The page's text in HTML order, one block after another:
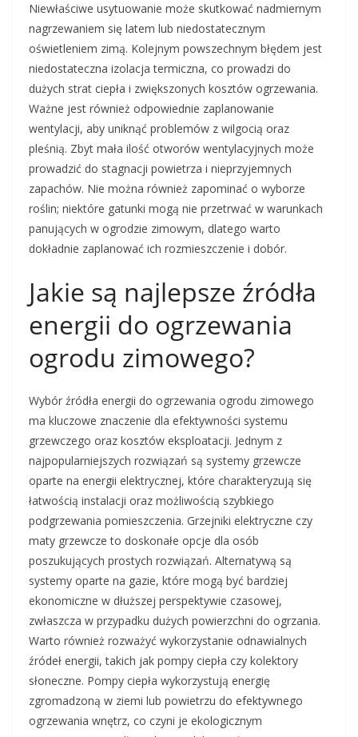
Niewłaściwe usytuowanie może skutkować nadmiernym
nagrzewaniem się latem lub niedostatecznym
oświetleniem zimą. Kolejnym powszechnym błędem jest
niedostateczna izolacja termiczna, co prowadzi do
dużych strat ciepła i zwiększonych kosztów ogrzewania.
Ważne jest również odpowiednie zaplanowanie
wentylacji, aby uniknąć problemów z wilgocią oraz
pleśnią. Zbyt mała ilość otworów wentylacyjnych może
prowadzić do stagnacji powietrza i nieprzyjemnych
zapachów. Nie można również zapominać o wyborze
roślin; niektóre gatunki mogą nie przetrwać w warunkach
panujących w ogrodzie zimowym, dlatego warto
dokładnie zaplanować ich rozmieszczenie i dobór.
Jakie są najlepsze źródła
energii do ogrzewania
ogrodu zimowego?
Wybór źródła energii do ogrzewania ogrodu zimowego
ma kluczowe znaczenie dla efektywności systemu
grzewczego oraz kosztów eksploatacji. Jednym z
najpopularniejszych rozwiązań są systemy grzewcze
oparte na energii elektrycznej, które charakteryzują się
łatwością instalacji oraz możliwością szybkiego
podgrzewania pomieszczenia. Grzejniki elektryczne czy
maty grzewcze to doskonałe opcje dla osób
poszukujących prostych rozwiązań. Alternatywą są
systemy oparte na gazie, które mogą być bardziej
ekonomiczne w dłuższej perspektywie czasowej,
zwłaszcza w przypadku dużych powierzchni do ogrzania.
Warto również rozważyć wykorzystanie odnawialnych
źródeł energii, takich jak pompy ciepła czy kolektory
słoneczne. Pompy ciepła wykorzystują energię
zgromadzoną w ziemi lub powietrzu do efektywnego
ogrzewania wnętrz, co czyni je ekologicznym